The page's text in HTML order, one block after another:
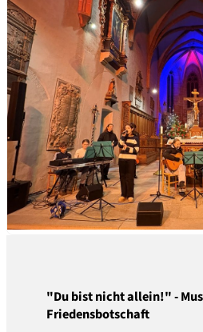
"Du bist nicht allein!" -
Friedensbotschaft